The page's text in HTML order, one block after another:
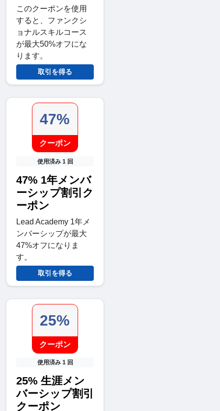
このクーポンを使用
すると、ファンクシ
ョナルスキルコース
が最大50%オフにな
ります。
取引を得る
47%
クーポン
使用済み 1 回
47% 1年メンバ
ーシップ割引ク
ーポン
Lead Academy 1年メ
ンバーシップが最大
47%オフになりま
す。
取引を得る
25%
クーポン
使用済み 1 回
25% 生涯メン
バーシップ割引
クーポン